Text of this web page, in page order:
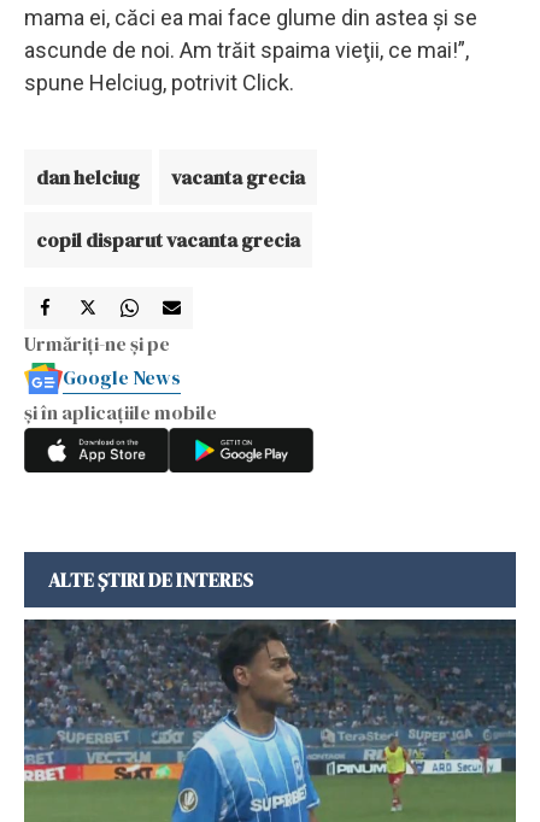
mama ei, căci ea mai face glume din astea şi se
ascunde de noi. Am trăit spaima vieţii, ce mai!”,
spune Helciug, potrivit Click.
dan helciug vacanta grecia
copil disparut vacanta grecia
Urmăriți-ne și pe
Google News
și în aplicațiile mobile
ALTE ȘTIRI DE INTERES